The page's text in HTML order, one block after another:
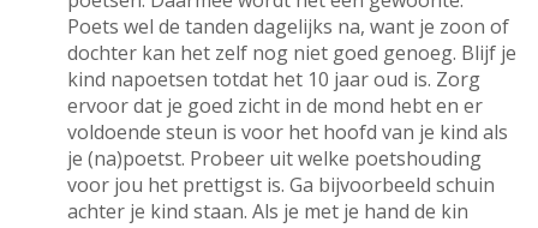
Poets wel de tanden dagelijks na, want je zoon of
dochter kan het zelf nog niet goed genoeg. Blijf je
kind napoetsen totdat het 10 jaar oud is. Zorg
ervoor dat je goed zicht in de mond hebt en er
voldoende steun is voor het hoofd van je kind als
je (na)poetst. Probeer uit welke poetshouding
voor jou het prettigst is. Ga bijvoorbeeld schuin
achter je kind staan. Als je met je hand de kin